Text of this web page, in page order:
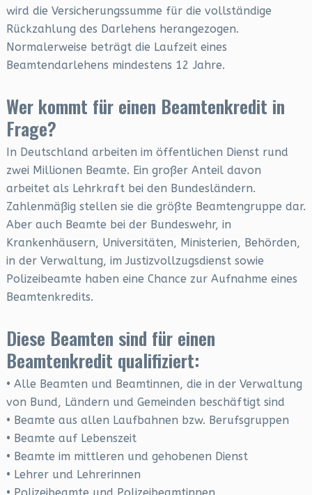
wird die Versicherungssumme für die vollständige
Rückzahlung des Darlehens herangezogen.
Normalerweise beträgt die Laufzeit eines
Beamtendarlehens mindestens 12 Jahre.
Wer kommt für einen Beamtenkredit in
Frage?
In Deutschland arbeiten im öffentlichen Dienst rund
zwei Millionen Beamte. Ein großer Anteil davon
arbeitet als Lehrkraft bei den Bundesländern.
Zahlenmäßig stellen sie die größte Beamtengruppe dar.
Aber auch Beamte bei der Bundeswehr, in
Krankenhäusern, Universitäten, Ministerien, Behörden,
in der Verwaltung, im Justizvollzugsdienst sowie
Polizeibeamte haben eine Chance zur Aufnahme eines
Beamtenkredits.
Diese Beamten sind für einen
Beamtenkredit qualifiziert:
• Alle Beamten und Beamtinnen, die in der Verwaltung
von Bund, Ländern und Gemeinden beschäftigt sind
• Beamte aus allen Laufbahnen bzw. Berufsgruppen
• Beamte auf Lebenszeit
• Beamte im mittleren und gehobenen Dienst
• Lehrer und Lehrerinnen